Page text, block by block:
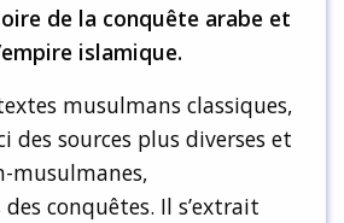
de la conquête arabe et
islamique.
musulmans classiques,
des sources plus diverses et
musulmanes,
conquêtes. Il s’extrait